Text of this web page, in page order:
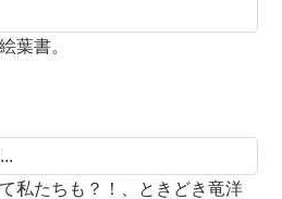
葉書。
私たちも？！、ときどき竜洋